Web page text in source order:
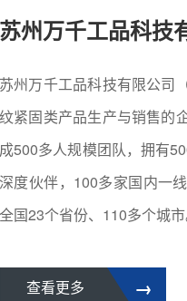
苏州万千工品科技
苏州万千工品科技有限公司
纹紧固类产品生产与销售的
成500多人规模团队，拥有
深度伙伴，100多家国内一
全国23个省份、110多个城
→
查看更多